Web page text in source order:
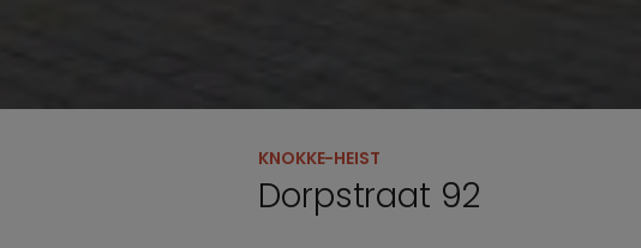
KNOKKE-HEIST
Dorpstraat 92